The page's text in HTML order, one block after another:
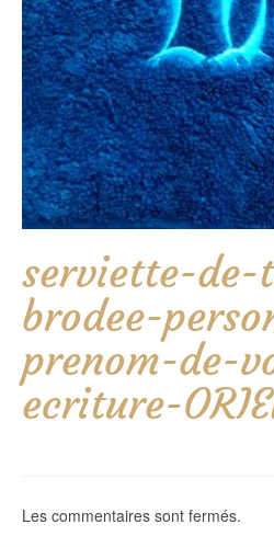
serviette-
brodee-
prenom-de-
ecriture-
Les commentaires sont fermés.